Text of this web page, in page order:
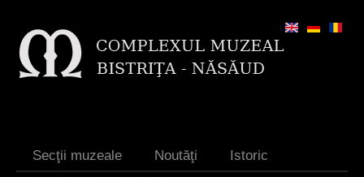
Secţii muzeale Noutăţi
Istoric